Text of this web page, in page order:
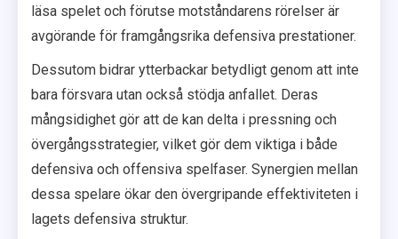
läsa spelet och förutse motståndarens rörelser är
avgörande för framgångsrika defensiva prestationer.
Dessutom bidrar ytterbackar betydligt genom att inte
bara försvara utan också stödja anfallet. Deras
mångsidighet gör att de kan delta i pressning och
övergångsstrategier, vilket gör dem viktiga i både
defensiva och offensiva spelfaser. Synergien mellan
dessa spelare ökar den övergripande effektiviteten i
lagets defensiva struktur.